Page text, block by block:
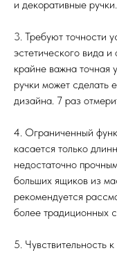
и декоративные ручки.
3. Требуют точности
эстетического вида
крайне важна точная
ручки может сделать
дизайна. 7 раз
4. Ограниченный
касается только
недостаточно
больших ящиков из
рекомендуется
более традиционных
5. Чувствительность